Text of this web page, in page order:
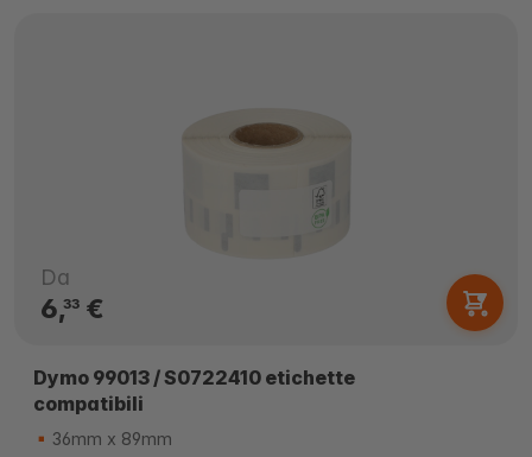
Da
6,33€
Dymo 99013 / S0722410 etichette
compatibili
36mm x 89mm